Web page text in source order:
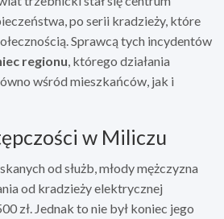
po serii kradzieży, które
Sprawcą tych incydentów
regionu, którego działania
wśród mieszkańców, jak i
w Miliczu
od służb, młody mężczyzna
od kradzieży elektrycznej
zł. Jednak to nie był koniec jego